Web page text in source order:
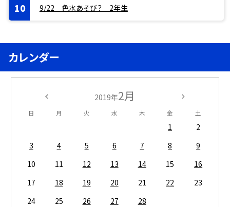
9/22 色水あそび？ 2年生
カレンダー
2019年2月
日 月 火 水 木 金 土
1
2
3
4 5 6 7 8
9
10
11 12 13 14 15
16
17
18 19 20 21 22
23
24
25 26 27 28